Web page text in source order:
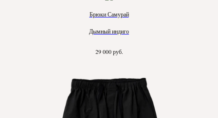
Брюки Самурай
Дымный индиго
29 000 руб.